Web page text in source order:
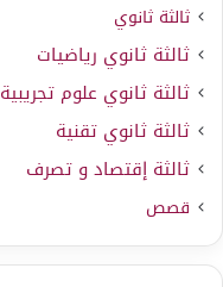
ثالثة ثانوي
ثالثة ثانوي رياضيات
ثالثة ثانوي علوم تجريبية
ثالثة ثانوي تقنية
ثالثة إقتصاد و تصرف
قصص